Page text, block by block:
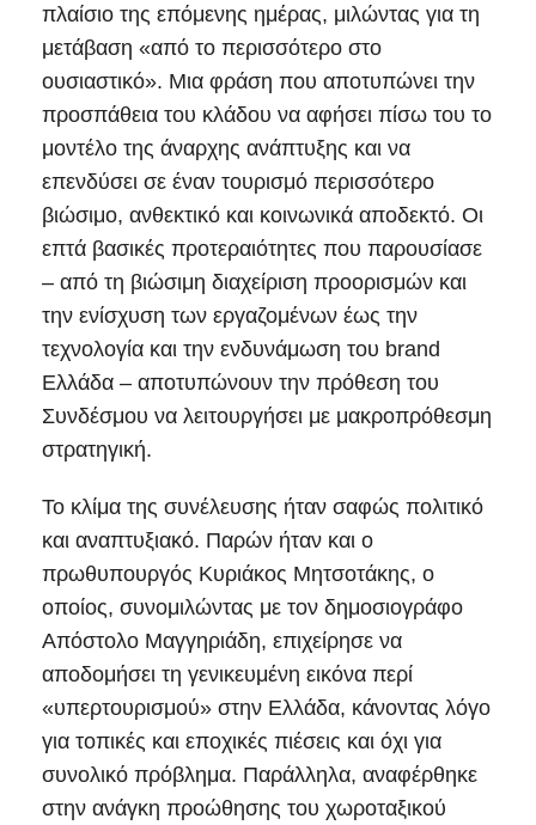
πλαίσιο της επόμενης ημέρας, μιλώντας για τη
μετάβαση «από το περισσότερο στο
ουσιαστικό». Μια φράση που αποτυπώνει την
προσπάθεια του κλάδου να αφήσει πίσω του το
μοντέλο της άναρχης ανάπτυξης και να
επενδύσει σε έναν τουρισμό περισσότερο
βιώσιμο, ανθεκτικό και κοινωνικά αποδεκτό. Οι
επτά βασικές προτεραιότητες που παρουσίασε
– από τη βιώσιμη διαχείριση προορισμών και
την ενίσχυση των εργαζομένων έως την
τεχνολογία και την ενδυνάμωση του brand
Ελλάδα – αποτυπώνουν την πρόθεση του
Συνδέσμου να λειτουργήσει με μακροπρόθεσμη
στρατηγική.
Το κλίμα της συνέλευσης ήταν σαφώς πολιτικό
και αναπτυξιακό. Παρών ήταν και ο
πρωθυπουργός Κυριάκος Μητσοτάκης, ο
οποίος, συνομιλώντας με τον δημοσιογράφο
Απόστολο Μαγγηριάδη, επιχείρησε να
αποδομήσει τη γενικευμένη εικόνα περί
«υπερτουρισμού» στην Ελλάδα, κάνοντας λόγο
για τοπικές και εποχικές πιέσεις και όχι για
συνολικό πρόβλημα. Παράλληλα, αναφέρθηκε
στην ανάγκη προώθησης του χωροταξικού